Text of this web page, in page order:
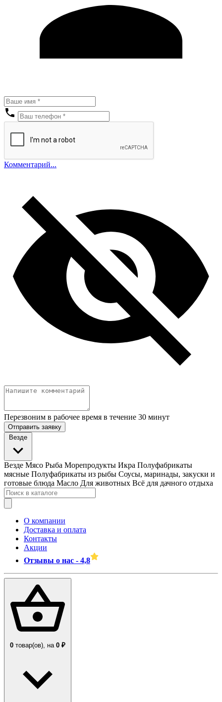
Комментарий...
Перезвоним в рабочее время в течение 30 минут
Отправить заявку
Везде
Везде Мясо Рыба Морепродукты Икра Полуфабрикаты
мясные Полуфабрикаты из рыбы Соусы, маринады, закуски и
готовые блюда Масло Для животных Всё для дачного отдыха
О компании
Доставка и оплата
Контакты
Акции
Отзывы о нас - 4,8
0 товар(ов), на 0 ₽